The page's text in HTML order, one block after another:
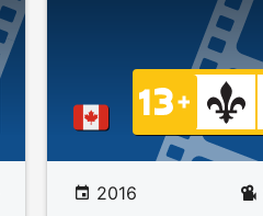
2016